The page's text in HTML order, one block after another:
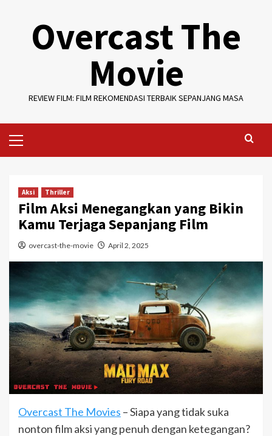
Overcast The
Movie
REVIEW FILM: FILM REKOMENDASI TERBAIK SEPANJANG MASA
Menu
Aksi Thriller
Film Aksi Menegangkan yang Bikin
Kamu Terjaga Sepanjang Film
overcast-the-movie April 2, 2025
Overcast The Movies – Siapa yang tidak suka
nonton film aksi yang penuh dengan ketegangan?